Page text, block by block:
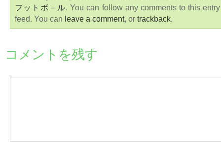
フットボ－ル. You can follow any comments to this
feed. You can leave a comment, or trackback.
コメントを残す